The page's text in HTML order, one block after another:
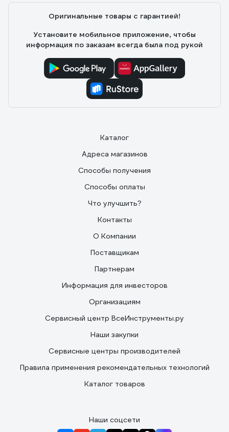
Оригинальные товары с гарантией!
Установите мобильное приложение, чтобы
информация по заказам всегда была под рукой
Каталог
Адреса магазинов
Способы получения
Способы оплаты
Что улучшить?
Контакты
О Компании
Поставщикам
Партнерам
Информация для инвесторов
Организациям
Сервисный центр ВсеИнструменты.ру
Наши закупки
Сервисные центры производителей
Правила применения рекомендательных технологий
Каталог товаров
Наши соцсети